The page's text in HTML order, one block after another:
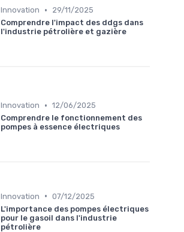
Innovation •
29/11/2025
Comprendre l'impact des ddgs dans
l'industrie pétrolière et gazière
Innovation • 12/06/2025
Comprendre le fonctionnement des
pompes à essence électriques
Innovation • 07/12/2025
L'importance des pompes électriques
pour le gasoil dans l'industrie
pétrolière